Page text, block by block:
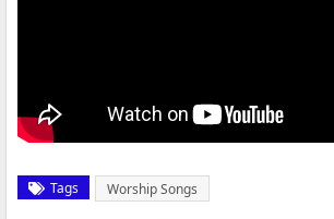
Tags Worship Songs